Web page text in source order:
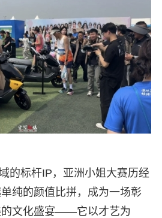
的标杆IP，亚洲小姐大赛历经
纯的颜值比拼，成为一场彰
的文化盛宴——它以才艺为